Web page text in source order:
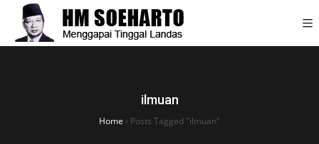
ilmuan
Home › Posts Tagged "ilmuan"